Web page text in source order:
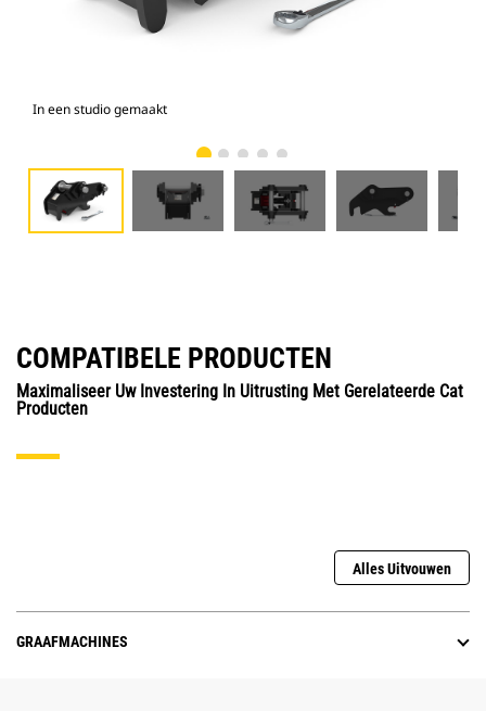
In een studio gemaakt
COMPATIBELE PRODUCTEN
Maximaliseer Uw Investering In Uitrusting Met Gerelateerde Cat
Producten
Alles Uitvouwen
GRAAFMACHINES